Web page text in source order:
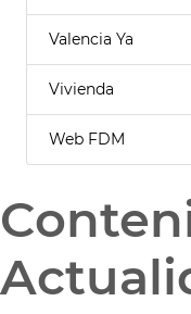
Valencia Ya
Vivienda
Web FDM